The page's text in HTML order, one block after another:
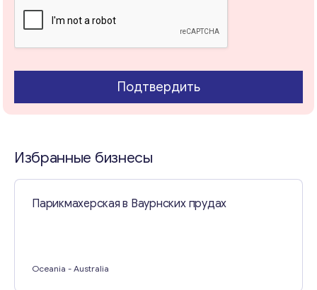
Свяжитесь со мной
Подтвердить
Избранные бизнесы
Парикмахерская в Ваурнских прудах
Oceania - Australia